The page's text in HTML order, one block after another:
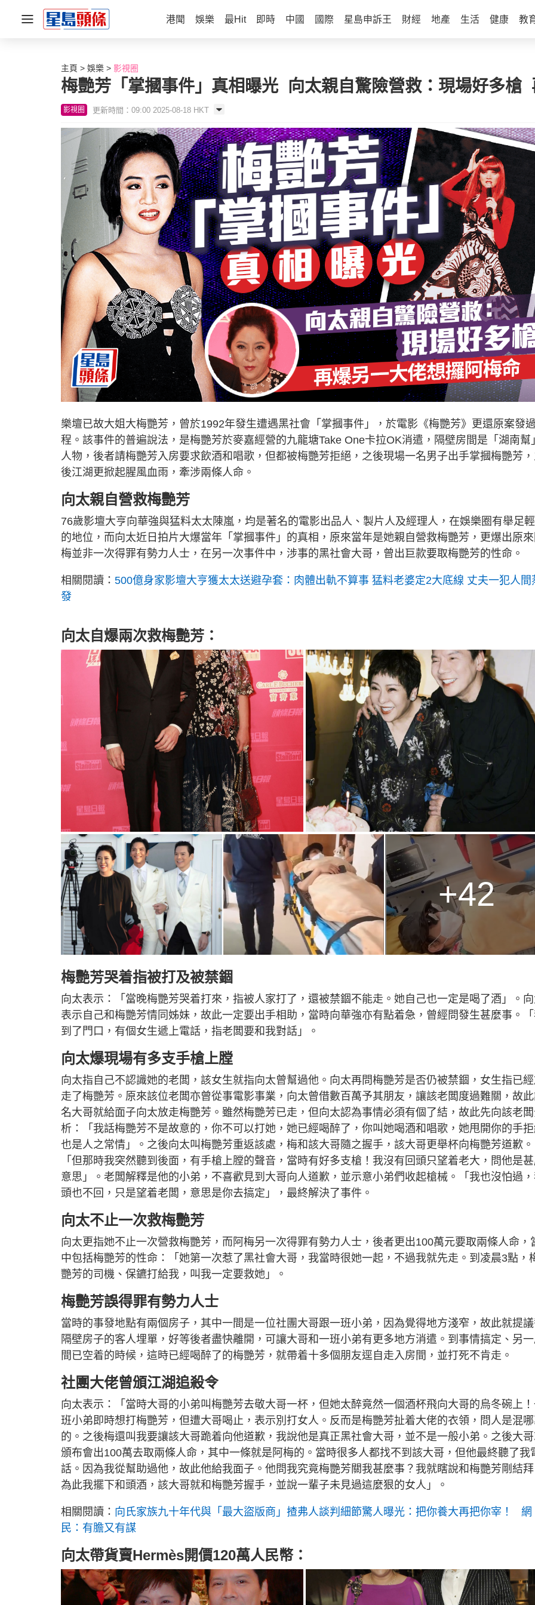
港聞 娛樂 最Hit 即時 中國 國際 星島申訴王 財經 地產 生活 健康 教
主頁 娛樂 影視圈
梅艷芳「掌摑事件」真相曝光 向太親自驚險營救：現場好多槍
影視圈 更新時間：09:00 2025-08-18 HKT
樂壇已故大姐大梅艷芳，曾於1992年發生遭遇黑社會「掌摑事件」，於電影《梅艷芳》更還原案發
程。該事件的普遍說法，是梅艷芳於麥嘉經營的九龍塘Take One卡拉OK消遣，隔壁房間是「湖南幫
人物，後者請梅艷芳入房要求飲酒和唱歌，但都被梅艷芳拒絕，之後現場一名男子出手掌摑梅艷芳
後江湖更掀起腥風血雨，牽涉兩條人命。
向太親自營救梅艷芳
76歲影壇大亨向華強與猛料太太陳嵐，均是著名的電影出品人、製片人及經理人，在娛樂圈有舉足
的地位，而向太近日拍片大爆當年「掌摑事件」的真相，原來當年是她親自營救梅艷芳，更爆出原
梅並非一次得罪有勢力人士，在另一次事件中，涉事的黑社會大哥，曾出巨款要取梅艷芳的性命。
相關閱讀： 500億身家影壇大亨獲太太送避孕套：肉體出軌不算事 猛料老婆定2大底線 丈夫一犯人間
發
向太自爆兩次救梅艷芳：
+42
梅艷芳哭着指被打及被禁錮
向太表示：「當晚梅艷芳哭着打來，指被人家打了，還被禁錮不能走。她自己也一定是喝了酒」。
表示自己和梅艷芳情同姊妹，故此一定要出手相助，當時向華強亦有點着急，曾經問發生甚麼事。
到了門口，有個女生遞上電話，指老闆要和我對話」。
向太爆現場有多支手槍上膛
向太指自己不認識她的老闆，該女生就指向太曾幫過他。向太再問梅艷芳是否仍被禁錮，女生指已
走了梅艷芳。原來該位老闆亦曾從事電影事業，向太曾借數百萬予其朋友，讓該老闆度過難關，故
名大哥就給面子向太放走梅艷芳。雖然梅艷芳已走，但向太認為事情必須有個了結，故此先向該老
析：「我話梅艷芳不是故意的，你不可以打她，她已經喝醉了，你叫她喝酒和唱歌，她甩開你的手
也是人之常情」。之後向太叫梅艷芳重返該處，梅和該大哥隨之握手，該大哥更舉杯向梅艷芳道歉。
「但那時我突然聽到後面，有手槍上膛的聲音，當時有好多支槍！我沒有回頭只望着老大，問他是
意思」。老闆解釋是他的小弟，不喜歡見到大哥向人道歉，並示意小弟們收起槍械。「我也沒怕過
頭也不回，只是望着老闆，意思是你去搞定」，最終解決了事件。
向太不止一次救梅艷芳
向太更指她不止一次營救梅艷芳，而阿梅另一次得罪有勢力人士，後者更出100萬元要取兩條人命，
中包括梅艷芳的性命：「她第一次惹了黑社會大哥，我當時很她一起，不過我就先走。到凌晨3點，
艷芳的司機、保鑣打給我，叫我一定要救她」。
梅艷芳誤得罪有勢力人士
當時的事發地點有兩個房子，其中一間是一位社團大哥跟一班小弟，因為覺得地方淺窄，故此就提
隔壁房子的客人埋單，好等後者盡快離開，可讓大哥和一班小弟有更多地方消遣。到事情搞定、另
間已空着的時候，這時已經喝醉了的梅艷芳，就帶着十多個朋友逕自走入房間，並打死不肯走。
社團大佬曾頒江湖追殺令
向太表示：「當時大哥的小弟叫梅艷芳去敬大哥一杯，但她太醉竟然一個酒杯飛向大哥的烏冬碗上
班小弟即時想打梅艷芳，但遭大哥喝止，表示別打女人。反而是梅艷芳扯着大佬的衣領，問人是混
的。之後梅還叫我要讓該大哥跪着向他道歉，我說他是真正黑社會大哥，並不是一般小弟。之後大
頒布會出100萬去取兩條人命，其中一條就是阿梅的。當時很多人都找不到該大哥，但他最終聽了我
話。因為我從幫助過他，故此他給我面子。他問我究竟梅艷芳關我甚麼事？我就瞎說和梅艷芳剛結
為此我擺下和頭酒，該大哥就和梅艷芳握手，並說一輩子未見過這麼狠的女人」。
相關閱讀： 向氏家族九十年代與「最大盜版商」揸弗人談判細節驚人曝光：把你養大再把你宰！ 網
民：有膽又有謀
向太帶貨賣Hermès開價120萬人民幣：